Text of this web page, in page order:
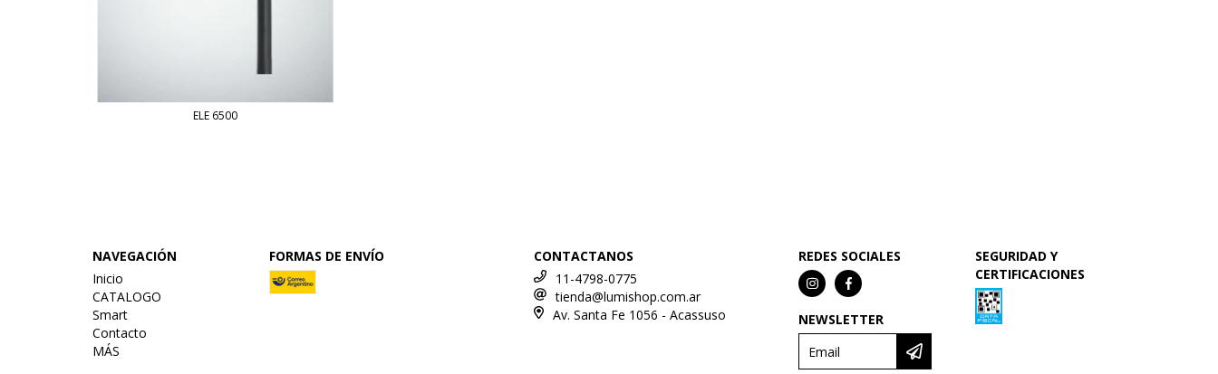
ELE 6500
NAVEGACIÓN
Inicio
CATALOGO
Smart
Contacto
MÁS
FORMAS DE ENVÍO
CONTACTANOS
11-4798-0775
tienda@lumishop.com.ar
Av. Santa Fe 1056 - Acassuso
REDES SOCIALES
NEWSLETTER
SEGURIDAD Y
CERTIFICACIONES